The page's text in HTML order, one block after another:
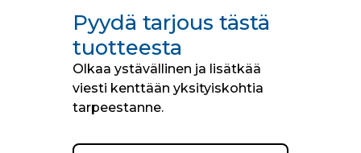
Pyydä tarjous tästä
tuotteesta
Olkaa ystävällinen ja lisätkää
viesti kenttään yksityiskohtia
tarpeestanne.